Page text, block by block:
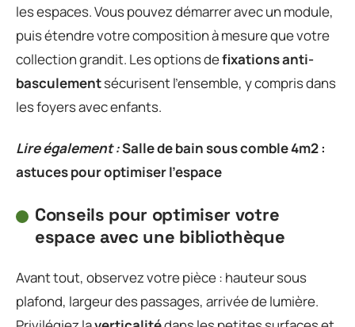
les espaces. Vous pouvez démarrer avec un module,
puis étendre votre composition à mesure que votre
collection grandit. Les options defixations anti-
basculementsécurisent l’ensemble, y compris dans
les foyers avec enfants.
Lire également :Salle de bain sous comble 4m2 :
astuces pour optimiser l'espace
Conseils pour optimiser votre
espace avec une bibliothèque
Avant tout, observez votre pièce : hauteur sous
plafond, largeur des passages, arrivée de lumière.